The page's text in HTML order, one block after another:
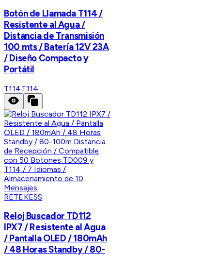
Botón de Llamada T114 /
Resistente al Agua /
Distancia de Transmisión
100 mts / Batería 12V 23A
/ Diseño Compacto y
Portátil
T114T114
RETEKESS
Reloj Buscador TD112
IPX7 / Resistente al Agua
/ Pantalla OLED / 180mAh
/ 48 Horas Standby / 80-